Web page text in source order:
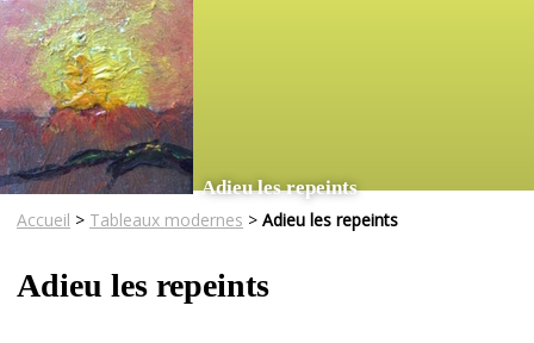
Adieu les repeints
Accueil > Tableaux modernes > Adieu les repeints
Adieu les repeints